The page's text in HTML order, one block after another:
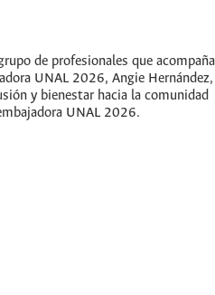
de profesionales que acompaña
UNAL 2026, Angie Hernández,
y bienestar hacia la comunidad
UNAL 2026.